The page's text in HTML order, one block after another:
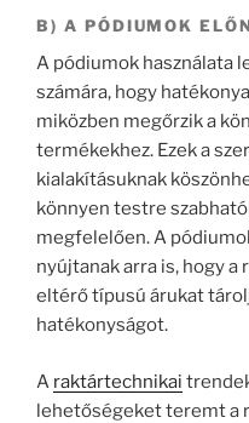
B) A PÓDIUMOK
A pódiumok használata
számára, hogy
miközben megőrzik a
termékekhez. Ezek a
kialakításuknak
könnyen testre
megfelelően. A
nyújtanak arra is, hogy
eltérő típusú árukat
hatékonyságot.
A raktártechnikai
lehetőségeket teremt a